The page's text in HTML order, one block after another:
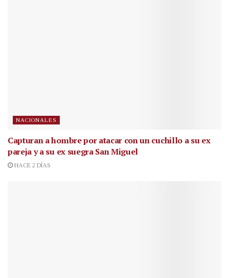
NACIONALES
Capturan a hombre por atacar con un cuchillo a su ex
pareja y a su ex suegra San Miguel
HACE 2 DÍAS